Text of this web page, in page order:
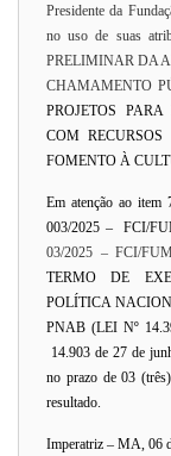
Presidente da
no uso de suas
PRELIMINAR DA
CHAMAMENTO
PROJETOS
COM
FOMENTO À
Em atenção ao
003/2025 – FCI/
03/2025 – FCI/
TERMO DE
POLÍTICA
PNAB (LEI Nº
14.903 de 27 de
no prazo de 03
resultado.
Imperatriz – MA, 06